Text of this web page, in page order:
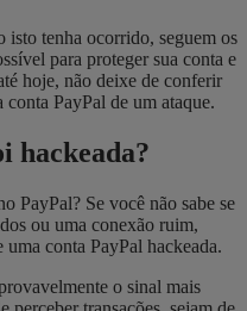
isto tenha ocorrido, seguem os
para proteger sua conta e
hoje, não deixe de conferir
conta PayPal de um ataque.
hackeada?
PayPal? Se você não sabe se
ou uma conexão ruim,
uma conta PayPal hackeada.
o sinal mais